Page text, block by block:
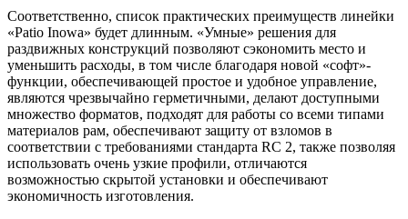
Соответственно, список практических преимуществ линейки
«Patio Inowa» будет длинным. «Умные» решения для
раздвижных конструкций позволяют сэкономить место и
уменьшить расходы, в том числе благодаря новой «софт»-
функции, обеспечивающей простое и удобное управление,
являются чрезвычайно герметичными, делают доступными
множество форматов, подходят для работы со всеми типами
материалов рам, обеспечивают защиту от взломов в
соответствии с требованиями стандарта RC 2, также позволяя
использовать очень узкие профили, отличаются
возможностью скрытой установки и обеспечивают
экономичность изготовления.